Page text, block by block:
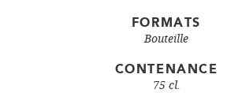
FORMATS
Bouteille
CONTENANCE
75 cl.